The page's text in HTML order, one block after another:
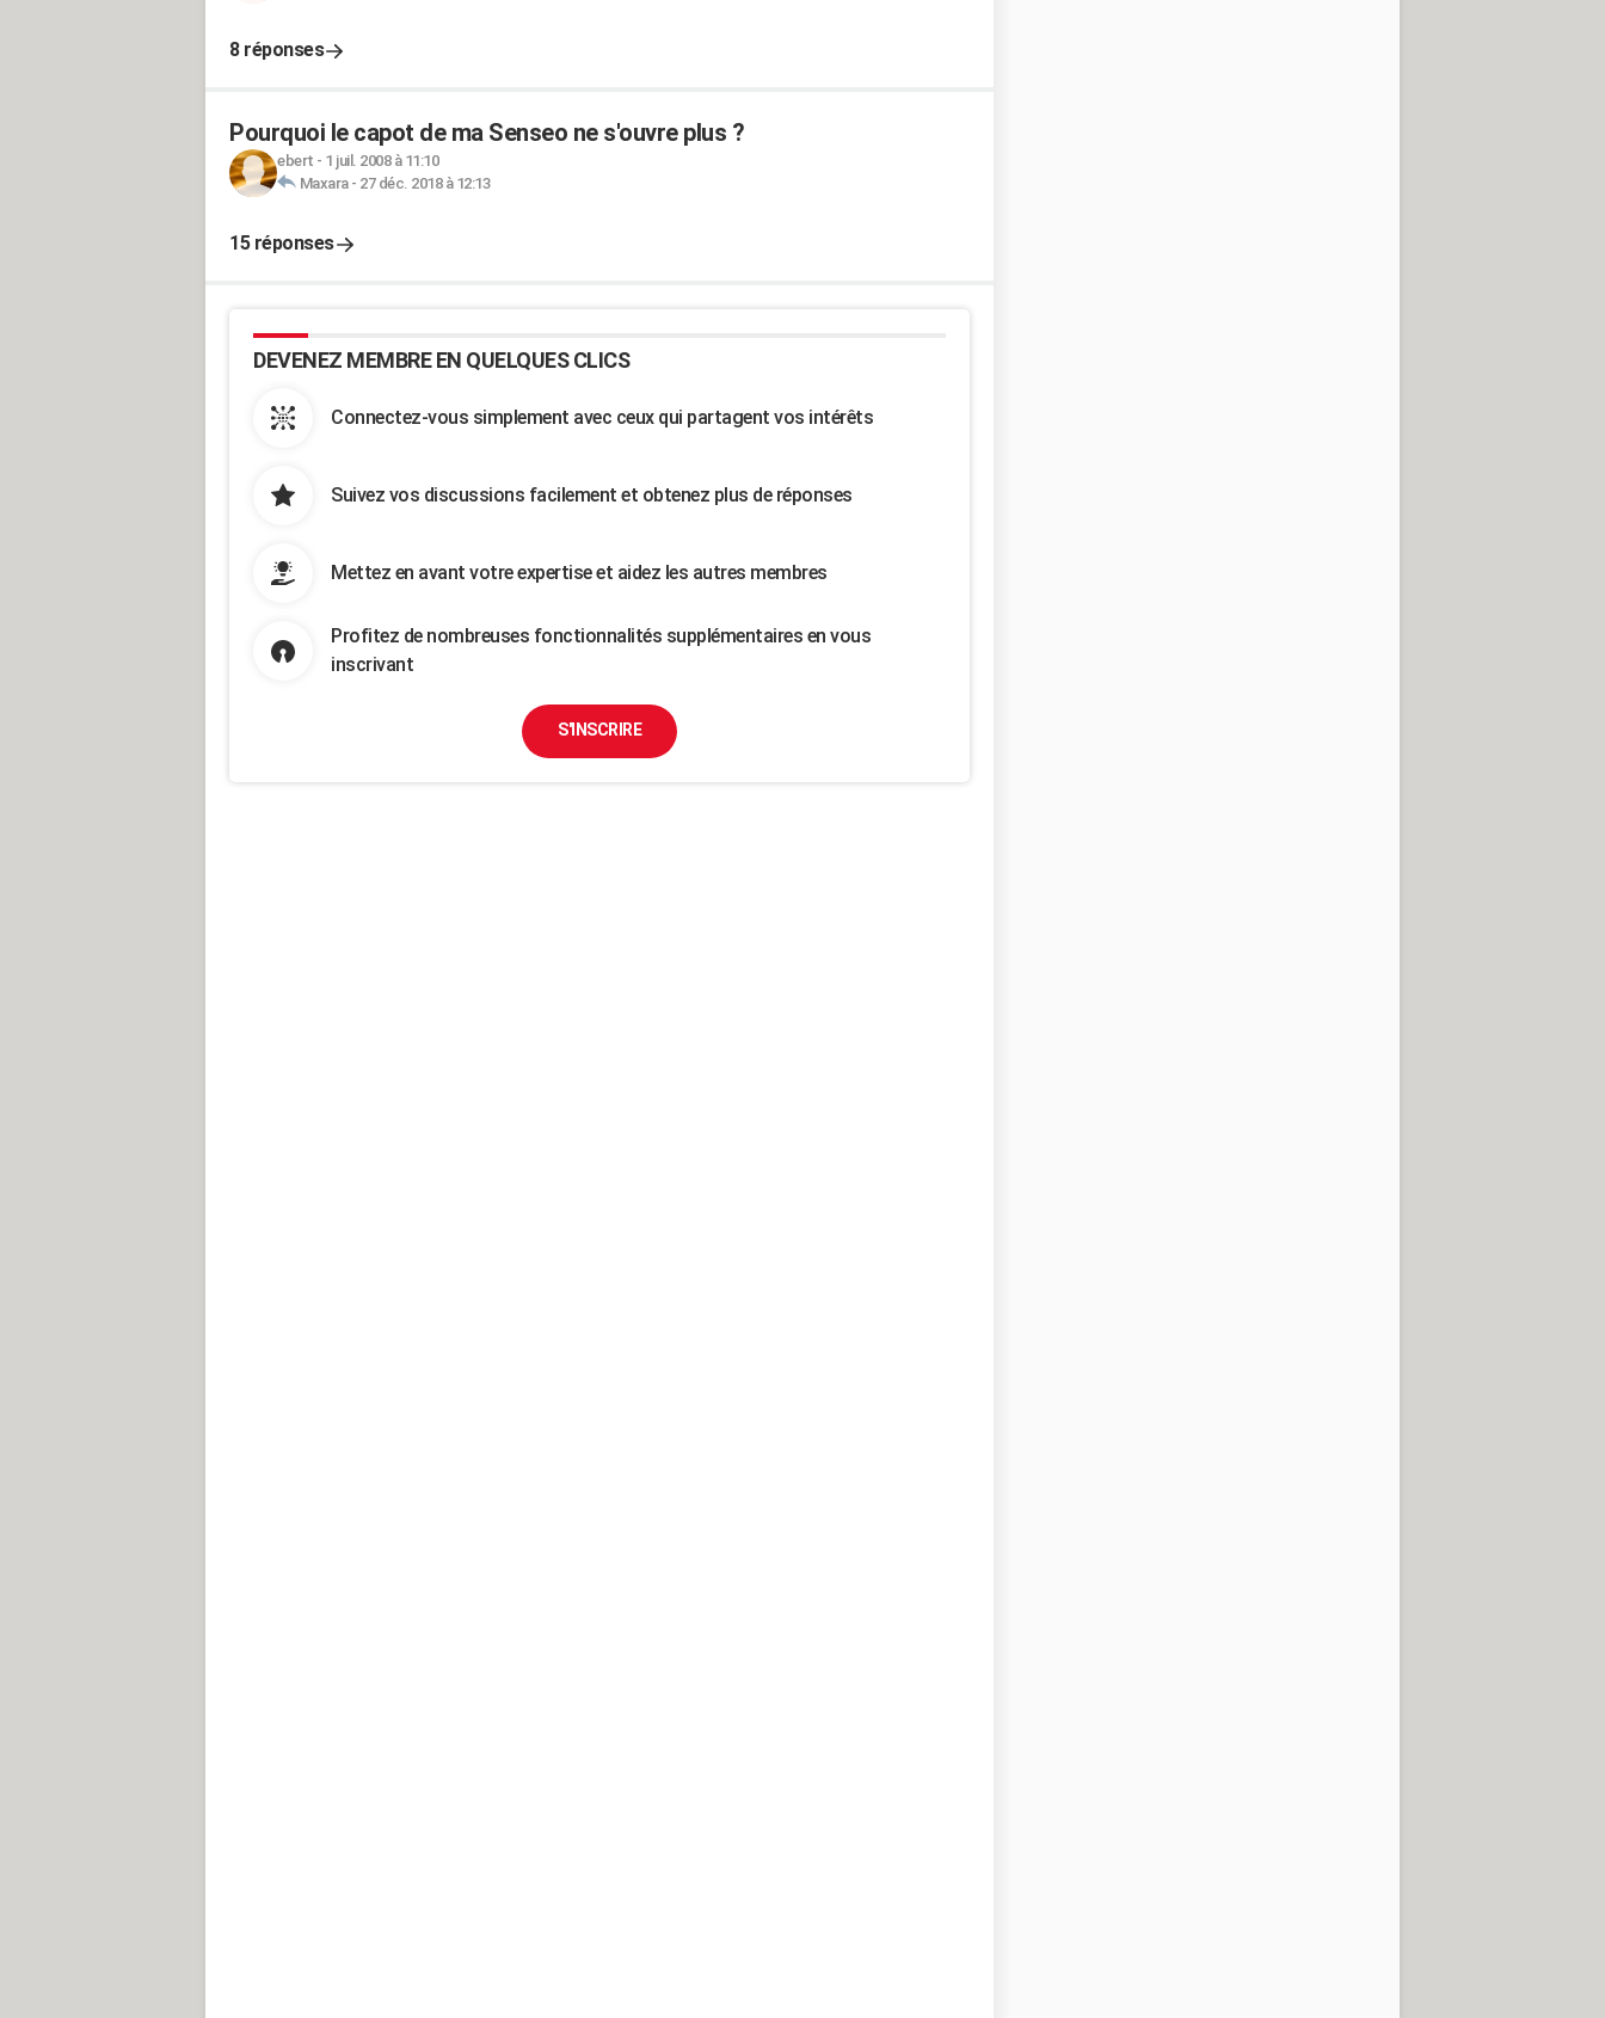
8 réponses
Pourquoi le capot de ma Senseo ne s'ouvre plus ?
ebert - 1 juil. 2008 à 11:10
Maxara- 27 déc. 2018 à 12:13
15 réponses
DEVENEZ MEMBRE EN QUELQUES CLICS
Connectez-vous simplement avec ceux qui partagent vos intérêts
Suivez vos discussions facilement et obtenez plus de réponses
Mettez en avant votre expertise et aidez les autres membres
Profitez de nombreuses fonctionnalités supplémentaires en vous
inscrivant
S'INSCRIRE